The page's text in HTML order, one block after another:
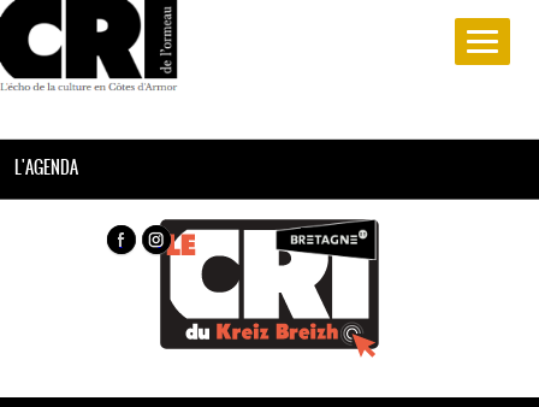
L'AGENDA